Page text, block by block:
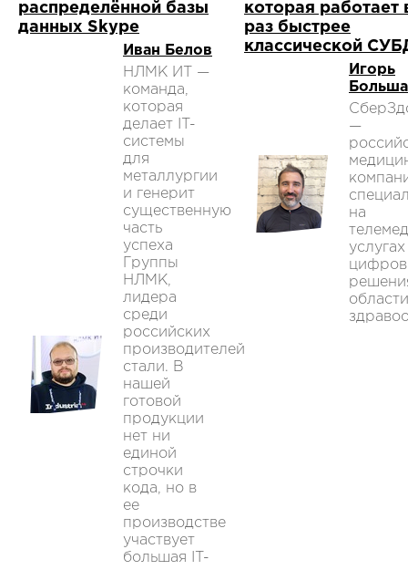
распределённой базы
данных Skype
Иван Белов
НЛМК ИТ —
команда,
которая
делает IT-
системы
для
металлургии
и генерит
существенную
часть
успеха
Группы
НЛМК,
лидера
среди
российских
производителей
стали. В
нашей
готовой
продукции
нет ни
единой
строчки
кода, но в
ее
производстве
участвует
большая IT-
которая работает
раз быстрее
классической
Игорь
—
на
области